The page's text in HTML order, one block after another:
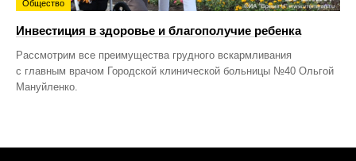
Общество
Инвестиция в здоровье и благополучие ребенка
Рассмотрим все преимущества грудного вскармливания
с главным врачом Городской клинической больницы №40 Ольгой
Мануйленко.